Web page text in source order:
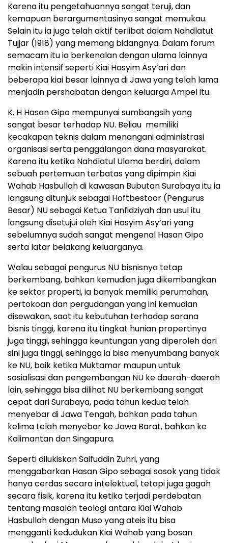
Karena itu pengetahuannya sangat teruji, dan
kemapuan berargumentasinya sangat memukau.
Selain itu ia juga telah aktif terlibat dalam Nahdlatut
Tujjar (1918) yang memang bidangnya. Dalam forum
semacam itu ia berkenalan dengan ulama lainnya
makin intensif seperti Kiai Hasyim Asy’ari dan
beberapa kiai besar lainnya di Jawa yang telah lama
menjadin pershabatan dengan keluarga Ampel itu.
K. H Hasan Gipo mempunyai sumbangsih yang
sangat besar terhadap NU. Beliau memiliki
kecakapan teknis dalam menangani administrasi
organisasi serta penggalangan dana masyarakat.
Karena itu ketika Nahdlatul Ulama berdiri, dalam
sebuah pertemuan terbatas yang dipimpin Kiai
Wahab Hasbullah di kawasan Bubutan Surabaya itu ia
langsung ditunjuk sebagai Hoftbestoor (Pengurus
Besar) NU sebagai Ketua Tanfidziyah dan usul itu
langsung disetujui oleh Kiai Hasyim Asy’ari yang
sebelumnya sudah sangat mengenal Hasan Gipo
serta latar belakang keluarganya.
Walau sebagai pengurus NU bisnisnya tetap
berkembang, bahkan kemudian juga dikembangkan
ke sektor properti, ia banyak memiliki perumahan,
pertokoan dan pergudangan yang ini kemudian
disewakan, saat itu kebutuhan terhadap sarana
bisnis tinggi, karena itu tingkat hunian propertinya
juga tinggi, sehingga keuntungan yang diperoleh dari
sini juga tinggi, sehingga ia bisa menyumbang banyak
ke NU, baik ketika Muktamar maupun untuk
sosialisasi dan pengembangan NU ke daerah-daerah
lain, sehingga bisa dilihat NU berkembang sangat
cepat dari Surabaya, pada tahun kedua telah
menyebar di Jawa Tengah, bahkan pada tahun
kelima telah menyebar ke Jawa Barat, bahkan ke
Kalimantan dan Singapura.
Seperti dilukiskan Saifuddin Zuhri, yang
menggabarkan Hasan Gipo sebagai sosok yang tidak
hanya cerdas secara intelektual, tetapi juga gagah
secara fisik, karena itu ketika terjadi perdebatan
tentang masalah teologi antara Kiai Wahab
Hasbullah dengan Muso yang ateis itu bisa
mengganti kedudukan Kiai Wahab yang bosan